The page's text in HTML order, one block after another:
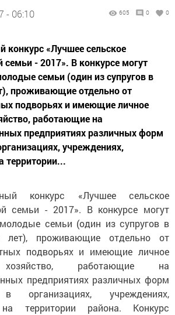
- 06:10 605 0 0
конкурс «Лучшее сельское
- 2017». В конкурсе могут
семьи (один из супругов в
проживающие отдельно от
подворьях и имеющие личное
работающие на
предприятиях различных форм
учреждениях,
территории...
конкурс «Лучшее сельское
семьи - 2017». В конкурсе могут
семьи (один из супругов в
проживающие отдельно от
подворьях и имеющие личное
хозяйство, работающие на
предприятиях различных форм
в организациях, учреждениях,
территории района. Конкурс